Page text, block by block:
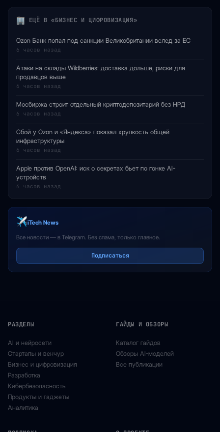
ЕЩЁ В «БИЗНЕС И ЦИФРОВИЗАЦИЯ»
Ozon Банк попал под санкции Великобритании вслед за ЕС
6 часов назад
Атаки на склады Wildberries: доставка дольше, риски для
продавцов выше
6 часов назад
Мосбиржа строит отдельный криптодепозитарий без НРД
6 часов назад
Сбой у Ozon и «Яндекса» показал хрупкость общей
инфраструктуры
6 часов назад
Apple против OpenAI: иск о секретах бьет по гонке AI-
устройств
6 часов назад
iTech News
Все новости — в Telegram. Без спама, только главное.
Подписаться
РАЗДЕЛЫ
AI и нейросети
Стартапы и венчур
Бизнес и цифровизация
Разработка
Кибербезопасность
Продукты и гаджеты
Аналитика
ГАЙДЫ И ОБЗОРЫ
Каталог гайдов
Обзоры AI-моделей
Все публикации